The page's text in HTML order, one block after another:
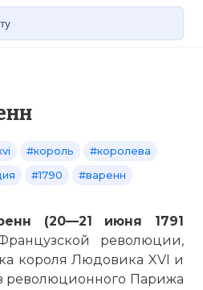
#король
#королева
#1790 #варенн
(20—21 июня 1791
революции,
короля Людовика XVI и
революционного Парижа